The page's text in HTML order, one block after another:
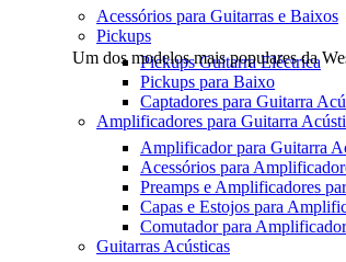
Acessórios para Guitarras e Baixos
Pickups
Pickups Guitarra Eléctrica
Pickups para Baixo
Captadores para Guitarra
Amplificadores para Guitarra
Amplificador para Guitarra
Acessórios para
Preamps e Amplificadores
Capas e Estojos para
Comutador para
Guitarras Acústicas
Um dos modelos mais populares da